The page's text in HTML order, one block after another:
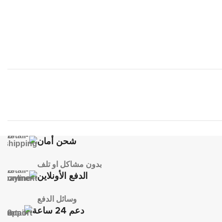
شحن أمان
بدون مشاكل او تلف
الدفع الأونلاين
وسائل الدفع
دعم 24 ساعة